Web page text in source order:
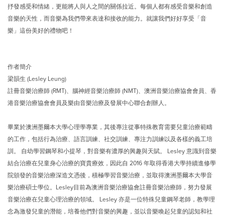
抒發感受和情緒，更能將人與人之間的關係拉近。每個人都有感受音樂和創造
音樂的天性，而音樂為我們帶來表達和接收的能力。就讓我們好好享受「音
樂」這份美好的禮物吧！
作者簡介
梁韻生 (Lesley Leung)
註冊音樂治療師 (RMT)、腦神經音樂治療師 (NMT)、澳洲音樂治療協會會員、香
港音樂治療協會會員及樂由音樂治療及發展中心聯合創辦人。
畢業於澳洲墨爾本大學心理學專業，其後專注從事特殊教育需要兒童治療範疇
的工作，包括行為治療、語言訓練、社交訓練、專注力訓練以及各樣的義工培
訓。 自幼學習鋼琴和小提琴，對音樂有濃厚的興趣與天賦。 Lesley 意識到音樂
結合治療在兒童身心治療的寶貴療效，因此自 2016 年取得香港大學持續進修學
院頒發的音樂治療深造文憑後，積極學習音樂治療，並取得澳洲墨爾本大學音
樂治療碩士學位。Lesley目前為澳洲音樂治療協會註冊音樂治療師，努力發展
音樂治療在兒童心理治療的領域。 Lesley 亦是一位特殊兒童鋼琴老師，教學理
念為激發兒童的潛能，培養他們對音樂的興趣，並以音樂喚起兒童的認知和社